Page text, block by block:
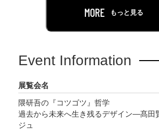
はコツコツ」と読み解きました。
隈はその最新の境地を展観します。
本展では、隈がリノベーションを行
旧髙田賢三邸を再現した新作の模型
ックアップや髙田の作品・遺愛品
インスタレーション、建築の模型や
MORE もっと見る
Event Information
展覧会名
隈研吾の『コツゴツ』哲学
過去から未来へ生き残るデザイン―髙田
ジュ